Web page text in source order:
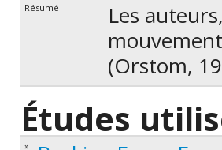
Résumé
Les
(Orstom,
Burkina
rurales
Ils jugent
Études
»